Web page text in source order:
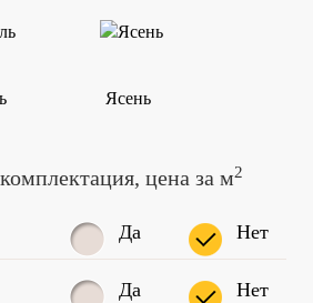
Ясень
цена за м2
Да Нет
Да Нет